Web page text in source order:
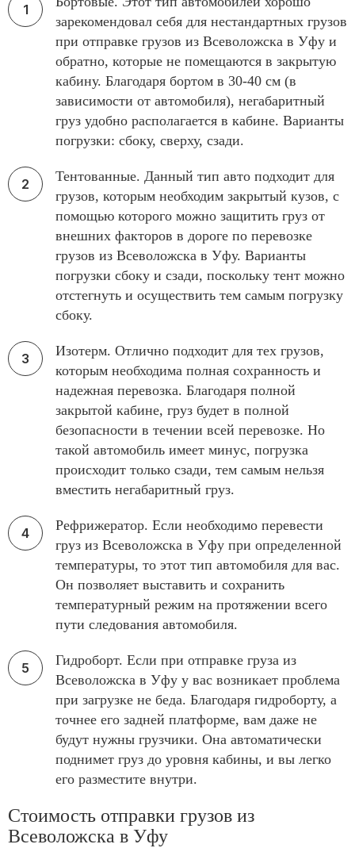
зарекомендовал себя для нестандартных грузов
при отправке грузов из Всеволожска в Уфу и
обратно, которые не помещаются в закрытую
кабину. Благодаря бортом в 30-40 см (в
зависимости от автомобиля), негабаритный
груз удобно располагается в кабине. Варианты
погрузки: сбоку, сверху, сзади.
Тентованные. Данный тип авто подходит для
грузов, которым необходим закрытый кузов, с
помощью которого можно защитить груз от
внешних факторов в дороге по перевозке
грузов из Всеволожска в Уфу. Варианты
погрузки сбоку и сзади, поскольку тент можно
отстегнуть и осуществить тем самым погрузку
сбоку.
Изотерм. Отлично подходит для тех грузов,
которым необходима полная сохранность и
надежная перевозка. Благодаря полной
закрытой кабине, груз будет в полной
безопасности в течении всей перевозке. Но
такой автомобиль имеет минус, погрузка
происходит только сзади, тем самым нельзя
вместить негабаритный груз.
Рефрижератор. Если необходимо перевести
груз из Всеволожска в Уфу при определенной
температуры, то этот тип автомобиля для вас.
Он позволяет выставить и сохранить
температурный режим на протяжении всего
пути следования автомобиля.
Гидроборт. Если при отправке груза из
Всеволожска в Уфу у вас возникает проблема
при загрузке не беда. Благодаря гидроборту, а
точнее его задней платформе, вам даже не
будут нужны грузчики. Она автоматически
поднимет груз до уровня кабины, и вы легко
его разместите внутри.
Стоимость отправки грузов из
Всеволожска в Уфу